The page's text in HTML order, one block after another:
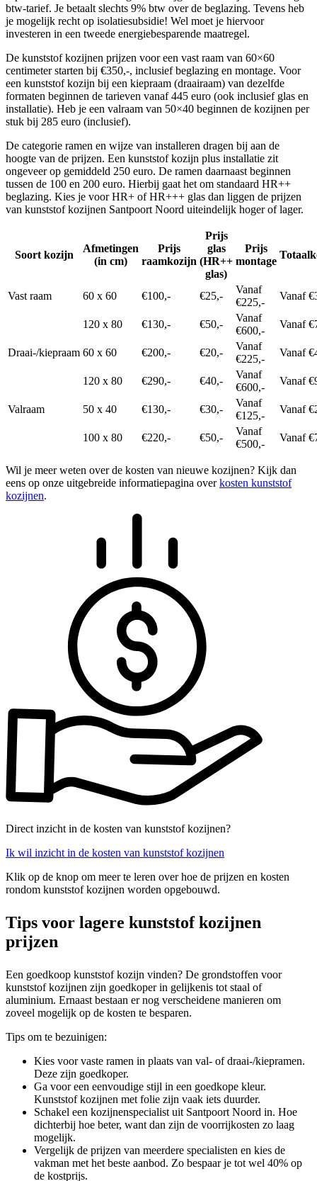
btw-tarief. Je betaalt slechts 9% btw over de beglazing. Tevens heb
je mogelijk recht op isolatiesubsidie! Wel moet je hiervoor
investeren in een tweede energiebesparende maatregel.
De kunststof kozijnen prijzen voor een vast raam van 60×60
centimeter starten bij €350,-, inclusief beglazing en montage. Voor
een kunststof kozijn bij een kiepraam (draairaam) van dezelfde
formaten beginnen de tarieven vanaf 445 euro (ook inclusief glas en
installatie). Heb je een valraam van 50×40 beginnen de kozijnen per
stuk bij 285 euro (inclusief).
De categorie ramen en wijze van installeren dragen bij aan de
hoogte van de prijzen. Een kunststof kozijn plus installatie zit
ongeveer op gemiddeld 250 euro. De ramen daarnaast beginnen
tussen de 100 en 200 euro. Hierbij gaat het om standaard HR++
beglazing. Kies je voor HR+ of HR+++ glas dan liggen de prijzen
van kunststof kozijnen Santpoort Noord uiteindelijk hoger of lager.
Soort kozijn
Afmetingen
(in cm)
Prijs
raamkozijn
Prijs
glas
(HR++
glas)
Prijs
montage
Vast raam 60 x 60 €100,- €25,-
Vanaf
€225,-
Vanaf
120 x 80 €130,- €50,-
Vanaf
€600,-
Vanaf
Draai-/kiepraam 60 x 60 €200,- €20,-
Vanaf
€225,-
Vanaf
120 x 80 €290,- €40,-
Vanaf
€600,-
Vanaf
Valraam 50 x 40 €130,- €30,-
Vanaf
€125,-
Vanaf
100 x 80 €220,- €50,-
Vanaf
€500,-
Vanaf
Wil je meer weten over de kosten van nieuwe kozijnen? Kijk dan
eens op onze uitgebreide informatiepagina overkosten kunststof
kozijnen.
Direct inzicht in de kosten van kunststof kozijnen?
Ik wil inzicht in de kosten van kunststof kozijnen
Klik op de knop om meer te leren over hoe de prijzen en kosten
rondom kunststof kozijnen worden opgebouwd.
Tips voor lagere kunststof kozijnen
prijzen
Een goedkoop kunststof kozijn vinden? De grondstoffen voor
kunststof kozijnen zijn goedkoper in gelijkenis tot staal of
aluminium. Ernaast bestaan er nog verscheidene manieren om
zoveel mogelijk op de kosten te besparen.
Tips om te bezuinigen:
Kies voor vaste ramen in plaats van val- of draai-/kiepramen.
Deze zijn goedkoper.
Ga voor een eenvoudige stijl in een goedkope kleur.
Kunststof kozijnen met folie zijn vaak iets duurder.
Schakel een kozijnenspecialist uit Santpoort Noord in. Hoe
dichterbij hoe beter, want dan zijn de voorrijkosten zo laag
mogelijk.
Vergelijk de prijzen van meerdere specialisten en kies de
vakman met het beste aanbod. Zo bespaar je tot wel 40% op
de kostprijs.